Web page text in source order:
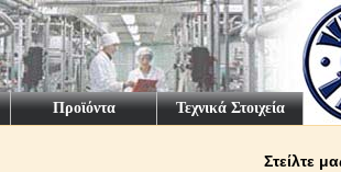
Προϊόντα Τεχνικά Στοιχεία
Στείλτε